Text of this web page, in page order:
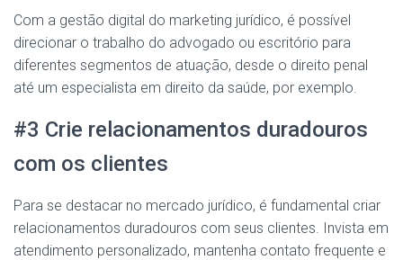
Com a gestão digital do marketing jurídico, é possível
direcionar o trabalho do advogado ou escritório para
diferentes segmentos de atuação, desde o direito penal
até um especialista em direito da saúde, por exemplo.
#3 Crie relacionamentos duradouros
com os clientes
Para se destacar no mercado jurídico, é fundamental criar
relacionamentos duradouros com seus clientes. Invista em
atendimento personalizado, mantenha contato frequente e